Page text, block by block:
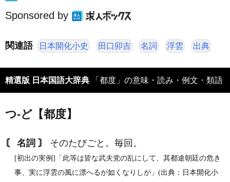
Sponsored by
関連語 日本開化小史 田口卯吉 名詞 浮雲 出典
精選版 日本国語大辞典 「都度」の意味・読み・例文・類語
つ‐ど【都度】
〘 名詞 〙 そのたびごと。毎回。
[初出の実例]「此等は皆な武夫党の乱にして、其都途朝廷の危き
事、実に浮雲の風に漂へるが如くなりしが」(出典：日本開化小